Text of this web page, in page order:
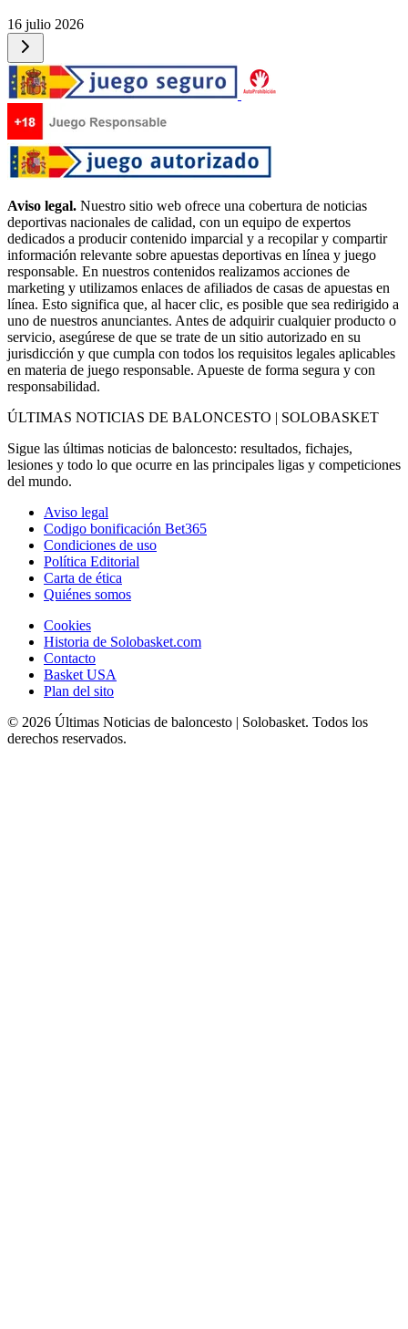
16 julio 2026
Aviso legal. Nuestro sitio web ofrece una cobertura de noticias
deportivas nacionales de calidad, con un equipo de expertos
dedicados a producir contenido imparcial y a recopilar y compartir
información relevante sobre apuestas deportivas en línea y juego
responsable. En nuestros contenidos realizamos acciones de
marketing y utilizamos enlaces de afiliados de casas de apuestas en
línea. Esto significa que, al hacer clic, es posible que sea redirigido a
uno de nuestros anunciantes. Antes de adquirir cualquier producto o
servicio, asegúrese de que se trate de un sitio autorizado en su
jurisdicción y que cumpla con todos los requisitos legales aplicables
en materia de juego responsable. Apueste de forma segura y con
responsabilidad.
ÚLTIMAS NOTICIAS DE BALONCESTO | SOLOBASKET
Sigue las últimas noticias de baloncesto: resultados, fichajes,
lesiones y todo lo que ocurre en las principales ligas y competiciones
del mundo.
Aviso legal
Codigo bonificación Bet365
Condiciones de uso
Política Editorial
Carta de ética
Quiénes somos
Cookies
Historia de Solobasket.com
Contacto
Basket USA
Plan del sito
© 2026 Últimas Noticias de baloncesto | Solobasket. Todos los
derechos reservados.